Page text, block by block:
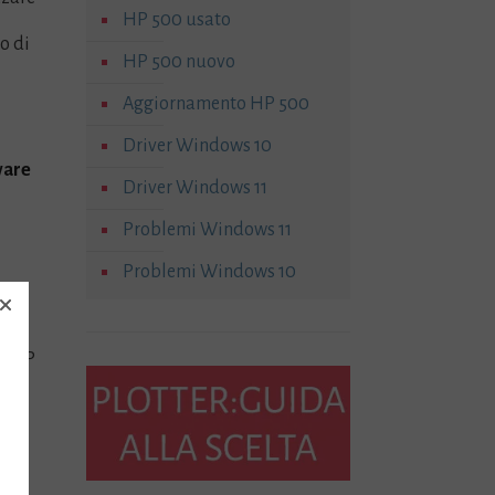
di
HP
HP 500 usato
HP 500 nuovo
Aggiornamento HP 500
Driver Windows 10
Driver Windows 11
Problemi Windows 11
Problemi Windows 10